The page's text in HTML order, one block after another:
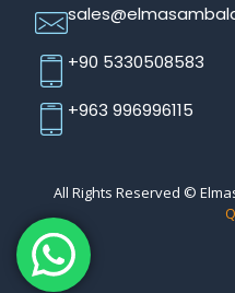
+90 5330508583
+963 996996115
All Rights Reserved ©